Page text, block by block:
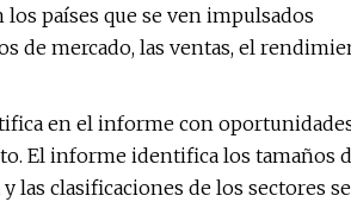
países que se ven impulsados
de mercado, las ventas, el
en el informe con
El informe identifica los tamaños
las clasificaciones de los sectores